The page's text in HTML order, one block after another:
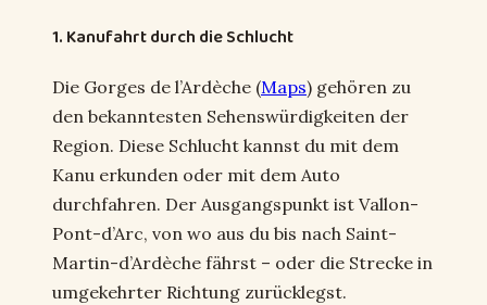
1. Kanufahrt durch die Schlucht
Die Gorges de l’Ardèche (Maps) gehören zu
den bekanntesten Sehenswürdigkeiten der
Region. Diese Schlucht kannst du mit dem
Kanu erkunden oder mit dem Auto
durchfahren. Der Ausgangspunkt ist Vallon-
Pont-d’Arc, von wo aus du bis nach Saint-
Martin-d’Ardèche fährst – oder die Strecke in
umgekehrter Richtung zurücklegst.